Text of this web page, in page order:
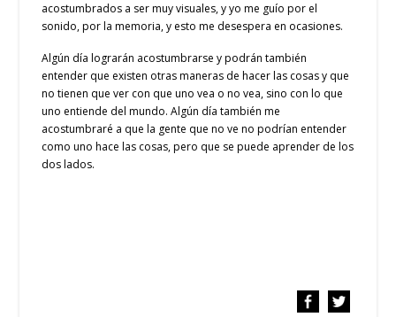
acostumbrados a ser muy visuales, y yo me guío por el
sonido, por la memoria, y esto me desespera en ocasiones.
Algún día lograrán acostumbrarse y podrán también
entender que existen otras maneras de hacer las cosas y que
no tienen que ver con que uno vea o no vea, sino con lo que
uno entiende del mundo. Algún día también me
acostumbraré a que la gente que no ve no podrían entender
como uno hace las cosas, pero que se puede aprender de los
dos lados.